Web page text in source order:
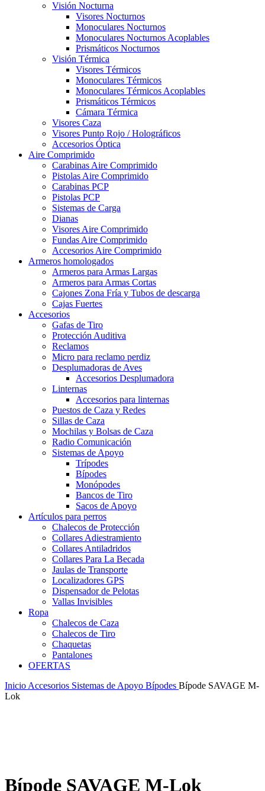
Visión Nocturna
Visores Nocturnos
Monoculares Nocturnos
Monoculares Nocturnos Acoplables
Prismáticos Nocturnos
Visión Térmica
Visores Térmicos
Monoculares Térmicos
Monoculares Térmicos Acoplables
Prismáticos Térmicos
Cámara Térmica
Visores Caza
Visores Punto Rojo / Holográficos
Accesorios Óptica
Aire Comprimido
Carabinas Aire Comprimido
Pistolas Aire Comprimido
Carabinas PCP
Pistolas PCP
Sistemas de Carga
Dianas
Visores Aire Comprimido
Fundas Aire Comprimido
Accesorios Aire Comprimido
Armeros homologados
Armeros para Armas Largas
Armeros para Armas Cortas
Cajones Zona Fría y Tubos de descarga
Cajas Fuertes
Accesorios
Gafas de Tiro
Protección Auditiva
Reclamos
Micro para reclamo perdiz
Desplumadoras de Aves
Accesorios Desplumadora
Linternas
Accesorios para linternas
Puestos de Caza y Redes
Sillas de Caza
Mochilas y Bolsas de Caza
Radio Comunicación
Sistemas de Apoyo
Trípodes
Bípodes
Monópodes
Bancos de Tiro
Sacos de Apoyo
Artículos para perros
Chalecos de Protección
Collares Adiestramiento
Collares Antiladridos
Collares Para La Becada
Jaulas de Transporte
Localizadores GPS
Dispensador de Pelotas
Vallas Invisibles
Ropa
Chalecos de Caza
Chalecos de Tiro
Chaquetas
Pantalones
OFERTAS
Inicio Accesorios Sistemas de Apoyo Bípodes Bípode SAVAGE M-
Lok
Bípode SAVAGE M-Lok